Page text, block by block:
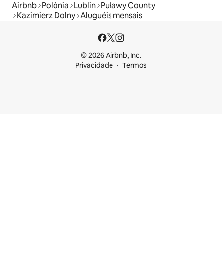
Airbnb Polônia Lublin Puławy County
Kazimierz Dolny Aluguéis mensais
© 2026 Airbnb, Inc.
Privacidade
Termos